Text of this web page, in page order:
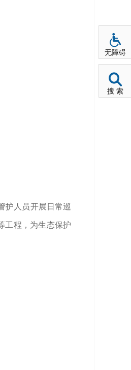
护人员开展日常巡
工程，为生态保护
无障碍
搜 索